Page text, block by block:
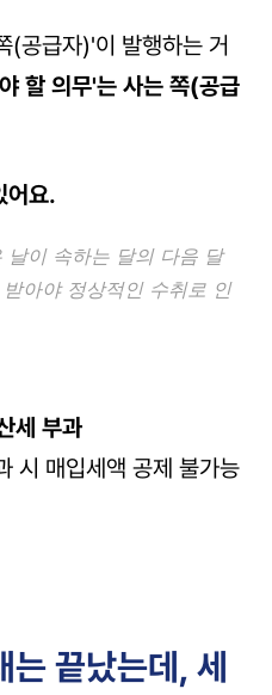
(공급자)'이 발행하는 거
할 의무'는 사는 쪽(공급
어요.
날이 속하는 달의 다음 달
아야 정상적인 수취로 인
세 부과
시 매입세액 공제 불가능
끝났는데, 세